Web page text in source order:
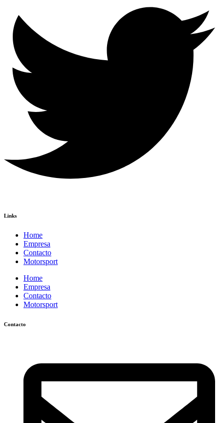
Links
Home
Empresa
Contacto
Motorsport
Home
Empresa
Contacto
Motorsport
Contacto